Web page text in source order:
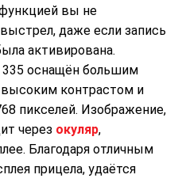
вы не
даже если запись
активирована.
335 оснащён большим
контрастом и
пикселей. Изображение,
через окуляр,
Благодаря отличным
прицела, удаётся